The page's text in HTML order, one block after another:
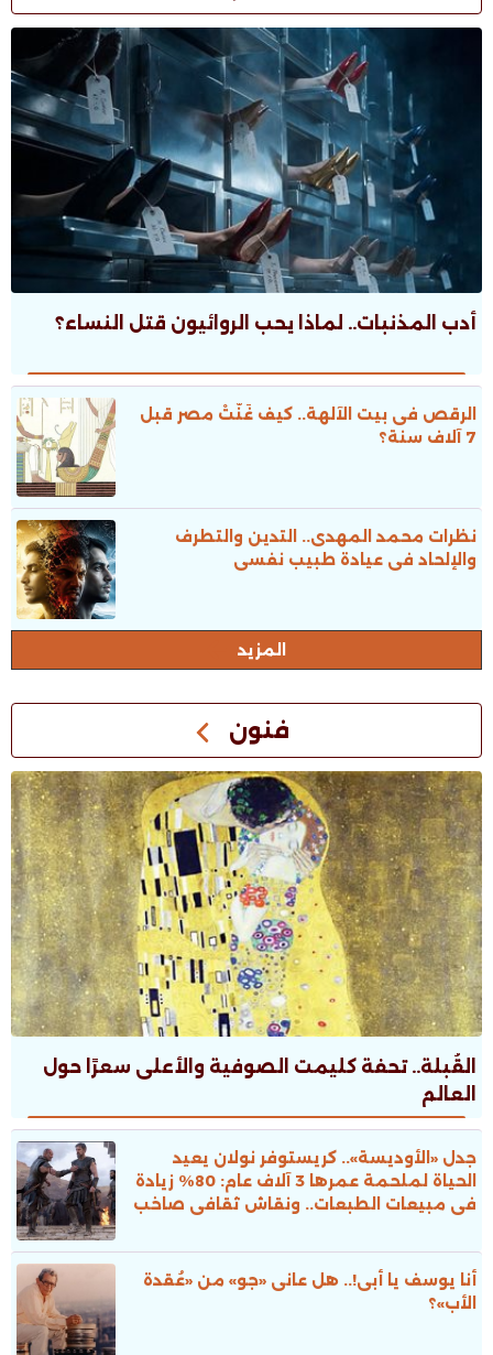
أدب المذنبات.. لماذا يحب الروائيون قتل النساء؟
الرقص فى بيت الآلهة.. كيف غَنَّتْ مصر قبل
7 آلاف سنة؟
نظرات محمد المهدى.. التدين والتطرف
والإلحاد فى عيادة طبيب نفسى
المزيد
فنون
القُبلة.. تحفة كليمت الصوفية والأعلى سعرًا حول
العالم
جدل «الأوديسة».. كريستوفر نولان يعيد
الحياة لملحمة عمرها 3 آلاف عام: 80% زيادة
فى مبيعات الطبعات.. ونقاش ثقافى صاخب
أنا يوسف يا أبى!.. هل عانى «جو» من «عُقدة
الأب»؟